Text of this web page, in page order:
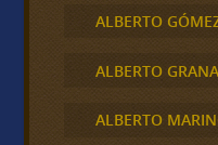
ALBERTO
ALBERTO
ALBERTO